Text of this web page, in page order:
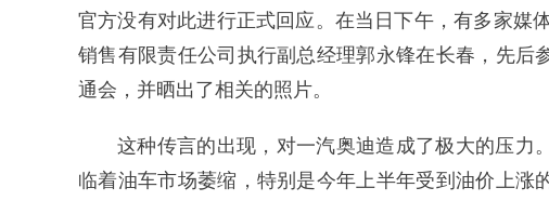
官方没有对此进行正式回应。在当日下午，有多家媒
销售有限责任公司执行副总经理郭永锋在长春，先后
通会，并晒出了相关的照片。
这种传言的出现，对一汽奥迪造成了极大的压力
临着油车市场萎缩，特别是今年上半年受到油价上